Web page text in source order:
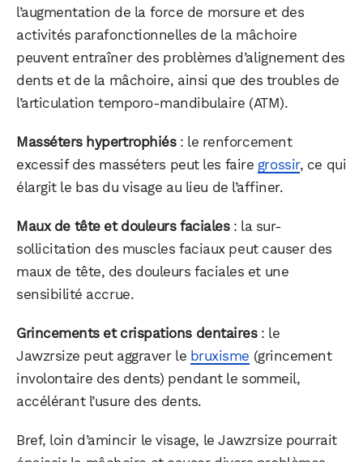
l’augmentation de la force de morsure et des
activités parafonctionnelles de la mâchoire
peuvent entraîner des problèmes d’alignement des
dents et de la mâchoire, ainsi que des troubles de
l’articulation temporo-mandibulaire (ATM).
Masséters hypertrophiés: le renforcement
excessif des masséters peut les faire grossir, ce qui
élargit le bas du visage au lieu de l’affiner.
Maux de tête et douleurs faciales: la sur-
sollicitation des muscles faciaux peut causer des
maux de tête, des douleurs faciales et une
sensibilité accrue.
Grincements et crispations dentaires: le
Jawzrsize peut aggraver le bruxisme (grincement
involontaire des dents) pendant le sommeil,
accélérant l’usure des dents.
Bref, loin d’amincir le visage, le Jawzrsize pourrait